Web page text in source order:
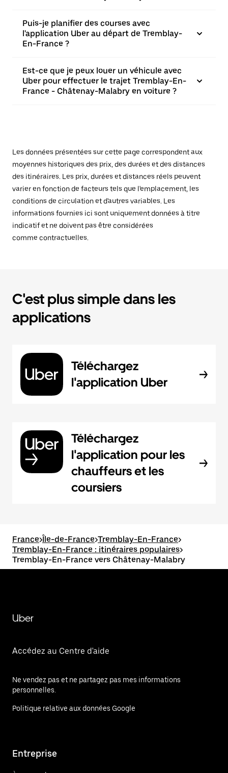
Puis-je planifier des courses avec
l'application Uber au départ de Tremblay-
En-France ?
Est-ce que je peux louer un véhicule avec
Uber pour effectuer le trajet Tremblay-En-
France - Châtenay-Malabry en voiture ?
Les données présentées sur cette page correspondent aux
moyennes historiques des prix, des durées et des distances
des itinéraires. Les prix, durées et distances réels peuvent
varier en fonction de facteurs tels que l'emplacement, les
conditions de circulation et d'autres variables. Les
informations fournies ici sont uniquement données à titre
indicatif et ne doivent pas être considérées
comme contractuelles.
C'est plus simple dans les
applications
Téléchargez
l'application Uber
Téléchargez
l'application pour les
chauffeurs et les
coursiers
France>Île-de-France>Tremblay-En-France>
Tremblay-En-France : itinéraires populaires>
Tremblay-En-France vers Châtenay-Malabry
Uber
Accédez au Centre d'aide
Ne vendez pas et ne partagez pas mes informations
personnelles.
Politique relative aux données Google
Entreprise